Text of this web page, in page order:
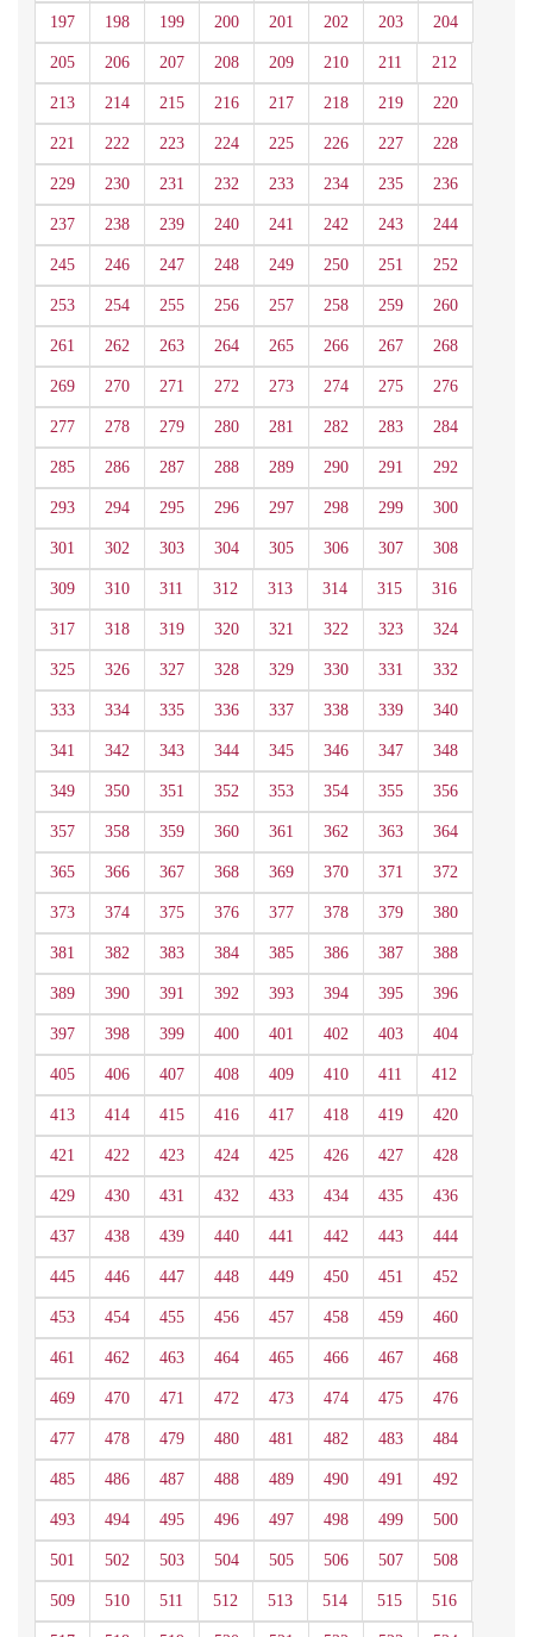
197 198 199 200 201 202 203 204
205 206 207 208 209 210 211 212
213 214 215 216 217 218 219 220
221 222 223 224 225 226 227 228
229 230 231 232 233 234 235 236
237 238 239 240 241 242 243 244
245 246 247 248 249 250 251 252
253 254 255 256 257 258 259 260
261 262 263 264 265 266 267 268
269 270 271 272 273 274 275 276
277 278 279 280 281 282 283 284
285 286 287 288 289 290 291 292
293 294 295 296 297 298 299 300
301 302 303 304 305 306 307 308
309 310 311 312 313 314 315 316
317 318 319 320 321 322 323 324
325 326 327 328 329 330 331 332
333 334 335 336 337 338 339 340
341 342 343 344 345 346 347 348
349 350 351 352 353 354 355 356
357 358 359 360 361 362 363 364
365 366 367 368 369 370 371 372
373 374 375 376 377 378 379 380
381 382 383 384 385 386 387 388
389 390 391 392 393 394 395 396
397 398 399 400 401 402 403 404
405 406 407 408 409 410 411 412
413 414 415 416 417 418 419 420
421 422 423 424 425 426 427 428
429 430 431 432 433 434 435 436
437 438 439 440 441 442 443 444
445 446 447 448 449 450 451 452
453 454 455 456 457 458 459 460
461 462 463 464 465 466 467 468
469 470 471 472 473 474 475 476
477 478 479 480 481 482 483 484
485 486 487 488 489 490 491 492
493 494 495 496 497 498 499 500
501 502 503 504 505 506 507 508
509 510 511 512 513 514 515 516